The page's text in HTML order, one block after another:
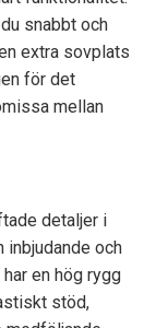
snabbt och
extra sovplats
för det
mellan
detaljer i
inbjudande och
en hög rygg
stöd,